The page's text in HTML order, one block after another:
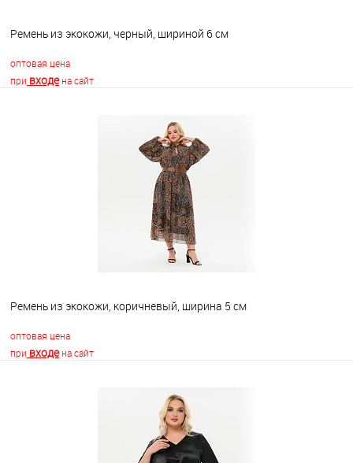
Ремень из экокожи, черный, шириной 6 см
оптовая цена
при входена сайт
В корзину
Ремень из экокожи, коричневый, ширина 5 см
оптовая цена
при входена сайт
В корзину